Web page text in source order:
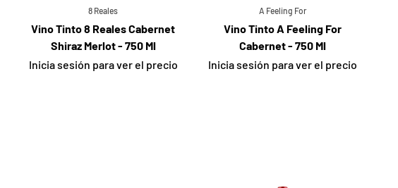
8 Reales
Vino Tinto 8 Reales Cabernet
Shiraz Merlot - 750 Ml
Inicia sesión para ver el precio
A Feeling For
Vino Tinto A Feeling For
Cabernet - 750 Ml
Inicia sesión para ver el precio